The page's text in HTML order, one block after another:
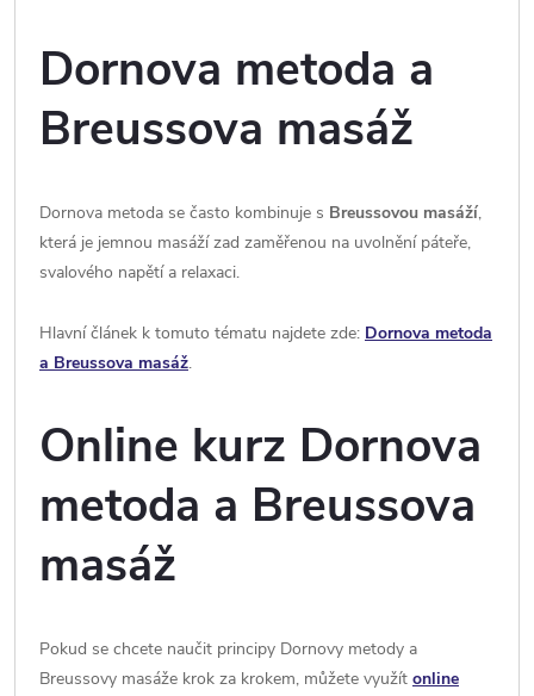
Dornova metoda a
Breussova masáž
Dornova metoda se často kombinuje s Breussovou masáží,
která je jemnou masáží zad zaměřenou na uvolnění páteře,
svalového napětí a relaxaci.
Hlavní článek k tomuto tématu najdete zde: Dornova metoda
a Breussova masáž.
Online kurz Dornova
metoda a Breussova
masáž
Pokud se chcete naučit principy Dornovy metody a
Breussovy masáže krok za krokem, můžete využít online